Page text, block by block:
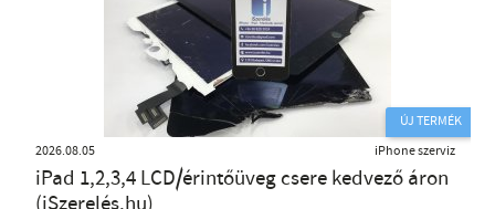
ÚJ TERMÉK
2026.08.05
iPhone szerviz
iPad 1,2,3,4 LCD/érintőüveg csere kedvező áron